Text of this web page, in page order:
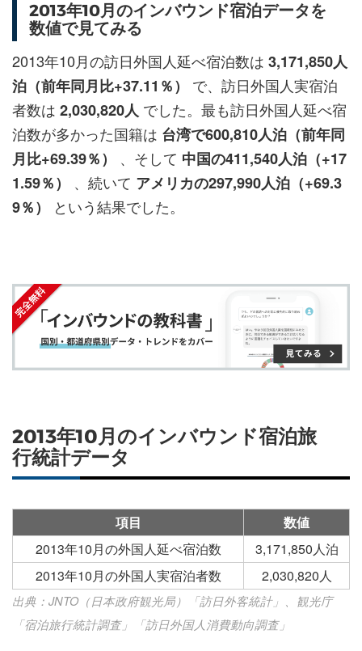
ェ
ア
す
る
ェ
ア
す
る
マ
ク
に
追
加
読
る
す
2013年10月のインバウンド宿泊データを
数値で見てみる
2013年10月の訪日外国人延べ宿泊数は 3,171,850人
泊（前年同月比+37.11％）
で、訪日外国人実宿泊
者数は 2,030,820人 でした。最も訪日外国人延べ宿
泊数が多かった国籍は 台湾で600,810人泊（前年同
月比+69.39％）
、そして 中国の411,540人泊（+17
1.59％）
、続いて アメリカの297,990人泊（+69.3
9％）
という結果でした。
2013年10月のインバウンド宿泊旅
行統計データ
項目
数値
2013年10月の外国人延べ宿泊数
3,171,850人泊
2013年10月の外国人実宿泊者数
2,030,820人
出典：JNTO（日本政府観光局）「訪日外客統計」、観光庁
「宿泊旅行統計調査」「訪日外国人消費動向調査」